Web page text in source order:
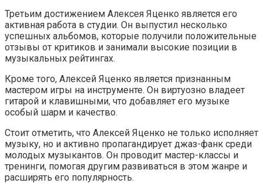
Третьим достижением Алексея Яценко является его
активная работа в студии. Он выпустил несколько
успешных альбомов, которые получили положительные
отзывы от критиков и занимали высокие позиции в
музыкальных рейтингах.
Кроме того, Алексей Яценко является признанным
мастером игры на инструменте. Он виртуозно владеет
гитарой и клавишными, что добавляет его музыке
особый шарм и качество.
Стоит отметить, что Алексей Яценко не только исполняет
музыку, но и активно пропагандирует джаз-фанк среди
молодых музыкантов. Он проводит мастер-классы и
тренинги, помогая другим развиваться в этом жанре и
расширять его популярность.